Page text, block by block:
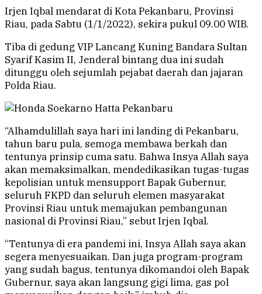
Irjen Iqbal mendarat di Kota Pekanbaru, Provinsi
Riau, pada Sabtu (1/1/2022), sekira pukul 09.00 WIB.
Tiba di gedung VIP Lancang Kuning Bandara Sultan
Syarif Kasim II, Jenderal bintang dua ini sudah
ditunggu oleh sejumlah pejabat daerah dan jajaran
Polda Riau.
“Alhamdulillah saya hari ini landing di Pekanbaru,
tahun baru pula, semoga membawa berkah dan
tentunya prinsip cuma satu. Bahwa Insya Allah saya
akan memaksimalkan, mendedikasikan tugas-tugas
kepolisian untuk mensupport Bapak Gubernur,
seluruh FKPD dan seluruh elemen masyarakat
Provinsi Riau untuk memajukan pembangunan
nasional di Provinsi Riau,” sebut Irjen Iqbal.
“Tentunya di era pandemi ini, Insya Allah saya akan
segera menyesuaikan. Dan juga program-program
yang sudah bagus, tentunya dikomandoi oleh Bapak
Gubernur, saya akan langsung gigi lima, gas pol